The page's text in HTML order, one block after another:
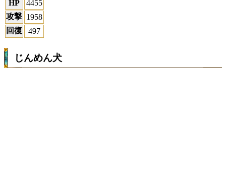
HP
4455
攻撃 1958
回復
497
じんめん犬